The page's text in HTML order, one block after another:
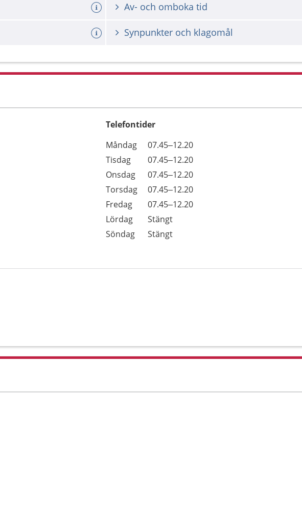
Av- och omboka tid
Synpunkter och klagomål
Telefontider
Dag
Öppettider
Kommentarer
Måndag
07.45–12.20
Tisdag
07.45–12.20
Onsdag
07.45–12.20
Torsdag
07.45–12.20
Fredag
07.45–12.20
Lördag
Stängt
Söndag
Stängt